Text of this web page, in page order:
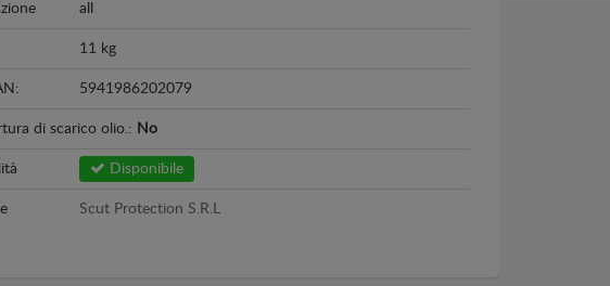
all
11 kg
5941986202079
di scarico olio.: No
Disponibile
Scut Protection S.R.L